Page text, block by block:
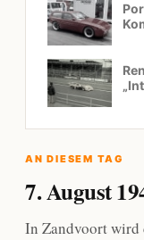
AN DIESEM TAG
7. August
In Zandvoort wird